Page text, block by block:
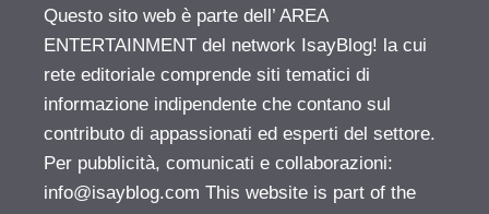
Questo sito web è parte dell’ AREA
ENTERTAINMENT del network IsayBlog! la cui
rete editoriale comprende siti tematici di
informazione indipendente che contano sul
contributo di appassionati ed esperti del settore.
Per pubblicità, comunicati e collaborazioni:
info@isayblog.com This website is part of the